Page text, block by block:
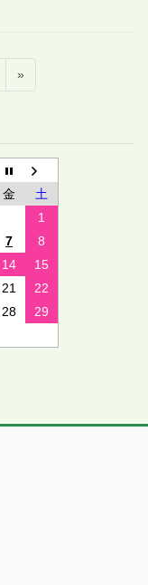
»
金
土
1
7
8
14
15
21
22
28
29